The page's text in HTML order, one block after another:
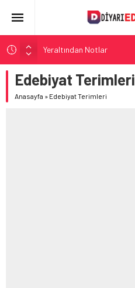
Yeraltından Notlar
Aylak Adam
Zebercet
Demiryolu Hikâyecileri
Edebiyat Terimleri
Anasayfa » Edebiyat Terimleri